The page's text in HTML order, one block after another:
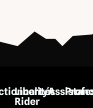
Liberty
Rider